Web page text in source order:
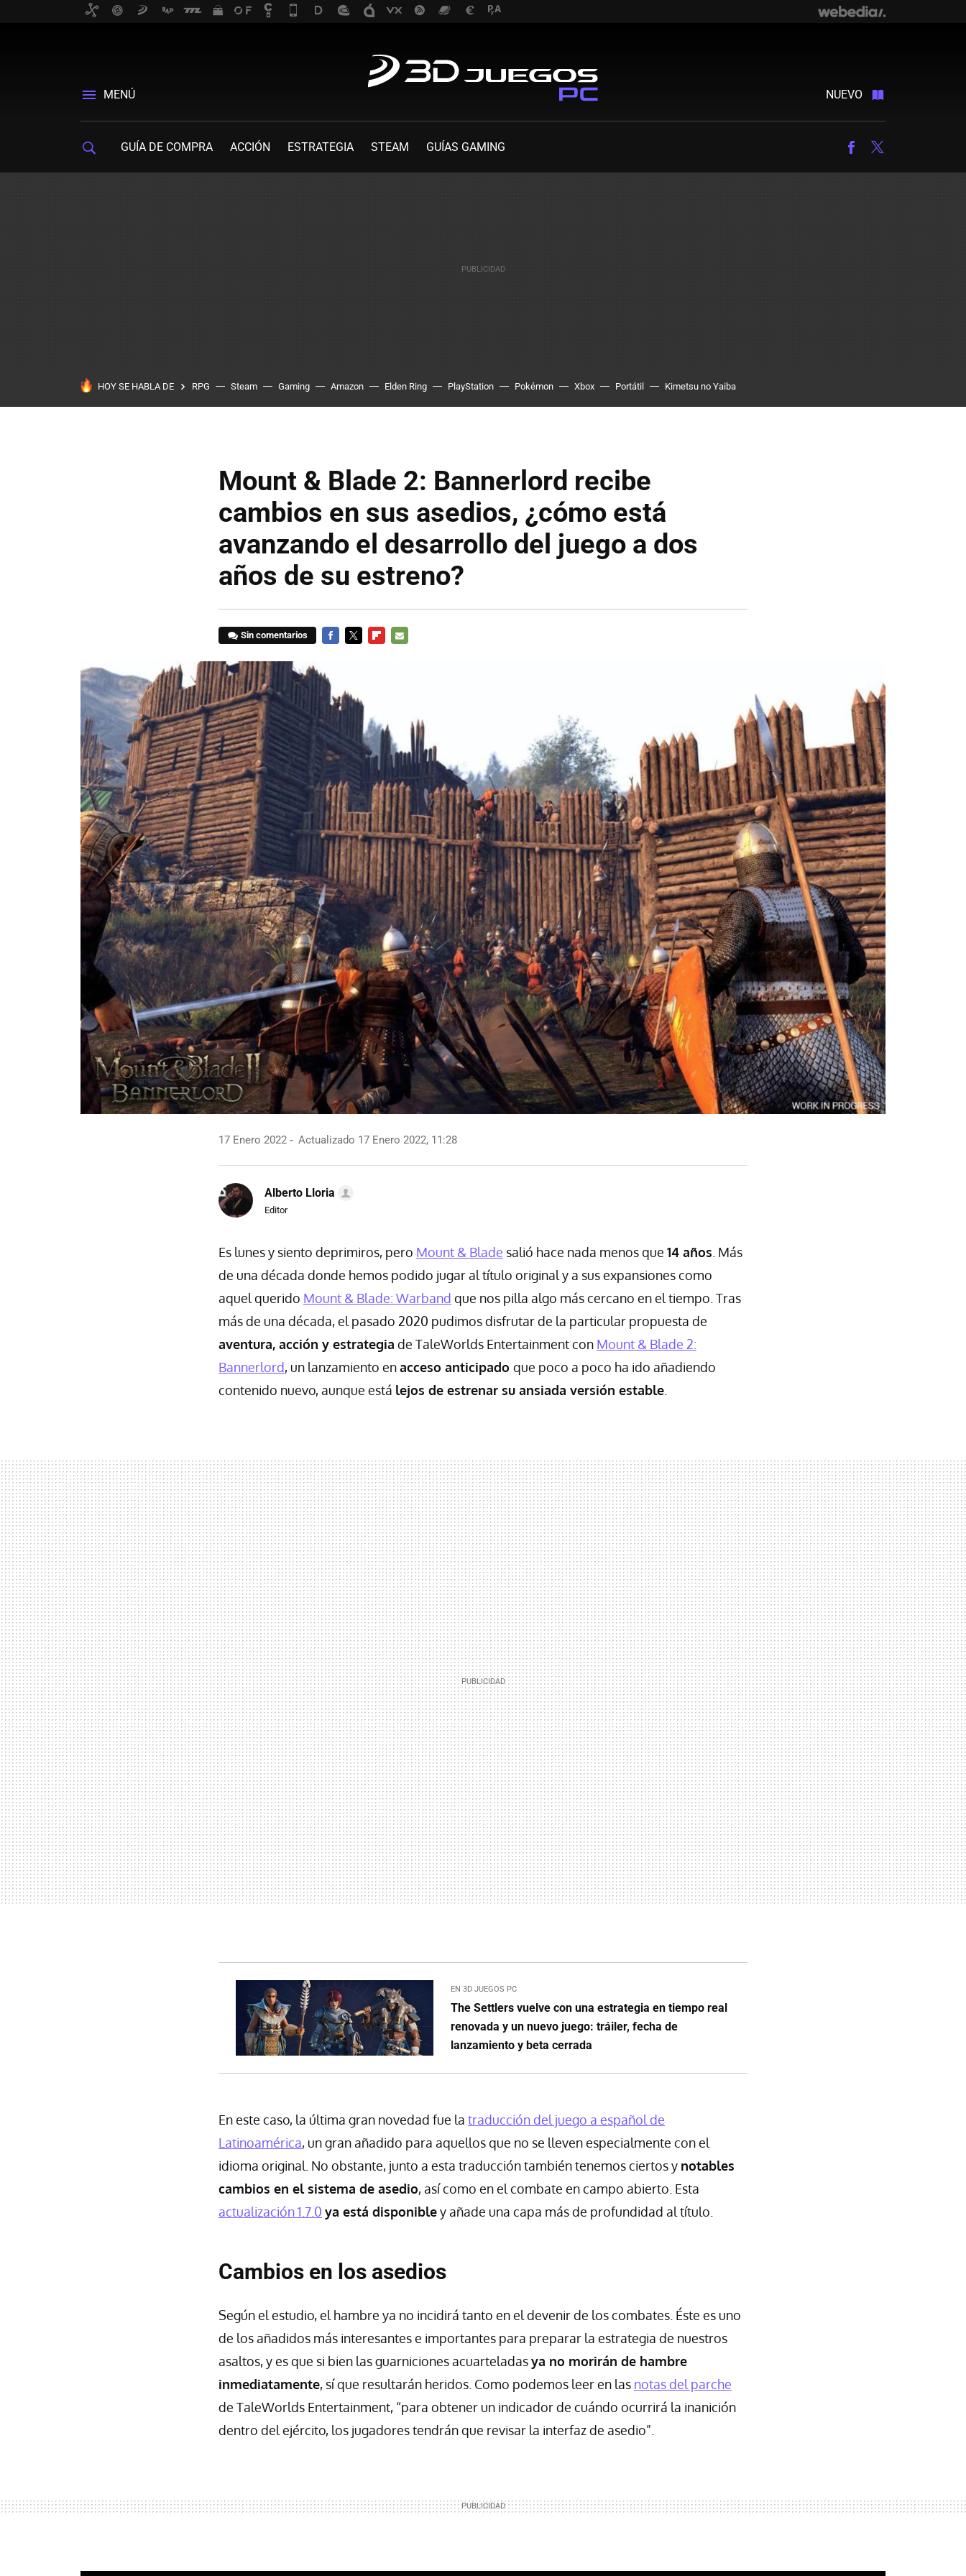
MENÚ NUEVO
GUÍA DE COMPRA ACCIÓN ESTRATEGIA STEAM GUÍAS GAMING Facebook
HOY SE HABLA DE RPG Steam Gaming Amazon Elden Ring PlayStation Pokémon Xbox Portátil Kimetsu no Yaiba
Mount & Blade 2: Bannerlord recibe
cambios en sus asedios, ¿cómo está
avanzando el desarrollo del juego a dos
años de su estreno?
Sin comentarios
17 Enero 2022 Actualizado 17 Enero 2022, 11:28
Alberto Lloria
Editor
Es lunes y siento deprimiros, pero Mount & Blade salió hace nada menos que 14 años . Más
de una década donde hemos podido jugar al título original y a sus expansiones como
aquel querido Mount & Blade: Warband que nos pilla algo más cercano en el tiempo. Tras
más de una década, el pasado 2020 pudimos disfrutar de la particular propuesta de
aventura, acción y estrategia de TaleWorlds Entertainment con Mount & Blade 2:
Bannerlord, un lanzamiento enacceso anticipado que poco a poco ha ido añadiendo
contenido nuevo, aunque está lejos de estrenar su ansiada versión estable
EN 3D JUEGOS PC
The Settlers vuelve con una estrategia en tiempo real
renovada y un nuevo juego: tráiler, fecha de
lanzamiento y beta cerrada
En este caso, la última gran novedad fue la traducción del juego a español de
Latinoamérica, un gran añadido para aquellos que no se lleven especialmente con el
idioma original. No obstante, junto a esta traducción también tenemos ciertos y notables
cambios en el sistema de asedio, así como en el combate en campo abierto. Esta
actualización 1.7.0 ya está disponibley añade una capa más de profundidad al título.
Cambios en los asedios
Según el estudio, el hambre ya no incidirá tanto en el devenir de los combates. Éste es uno
de los añadidos más interesantes e importantes para preparar la estrategia de nuestros
asaltos, y es que si bien las guarniciones acuarteladasya no morirán de hambre
inmediatamente, sí que resultarán heridos. Como podemos leer en las notas del parche
de TaleWorlds Entertainment, “para obtener un indicador de cuándo ocurrirá la inanición
dentro del ejército, los jugadores tendrán que revisar la interfaz de asedio”.